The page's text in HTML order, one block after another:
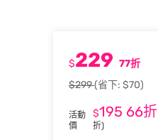
$229 77折
$299(省下: $70)
活動
價
$195 66折
折)